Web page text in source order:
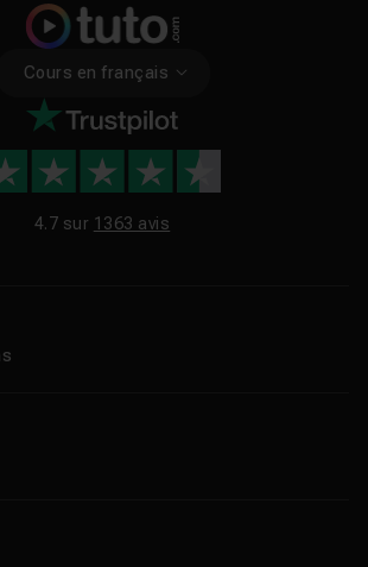
Cours en français
4.7 sur 1363 avis